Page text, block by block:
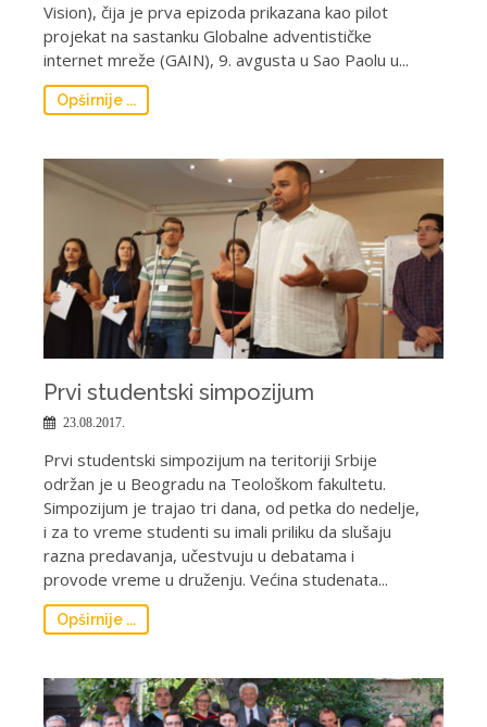
Vision), čija je prva epizoda prikazana kao pilot
projekat na sastanku Globalne adventističke
internet mreže (GAIN), 9. avgusta u Sao Paolu u...
Opširnije ...
Prvi studentski simpozijum
23.08.2017.
Prvi studentski simpozijum na teritoriji Srbije
održan je u Beogradu na Teološkom fakultetu.
Simpozijum je trajao tri dana, od petka do nedelje,
i za to vreme studenti su imali priliku da slušaju
razna predavanja, učestvuju u debatama i
provode vreme u druženju. Većina studenata...
Opširnije ...